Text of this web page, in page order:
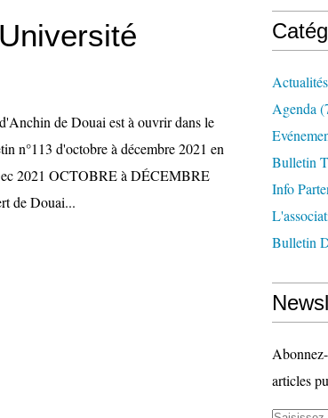
de Douai est à ouvrir dans le
n°113 d'octobre à décembre 2021 en
2021 OCTOBRE à DÉCEMBRE
de Douai...
Actualités
Agenda
Bulletin
Info
Bulletin
articles